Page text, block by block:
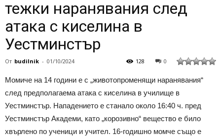
тежки наранявания след
атака с киселина в
Уестминстър
От budilnik - 01/10/2024 0
128
Момиче на 14 години е с „животопроменящи наранявания“
след предполагаема атака с киселина в училище в
Уестминстър. Нападението е станало около 16:40 ч. пред
Уестминстър Академи, като „корозивно“ вещество е било
хвърлено по ученици и учител. 16-годишно момче също е